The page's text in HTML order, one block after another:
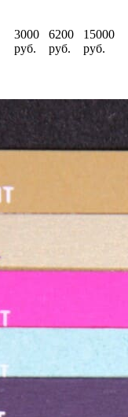
3000
руб.
6200
руб.
15000
руб.